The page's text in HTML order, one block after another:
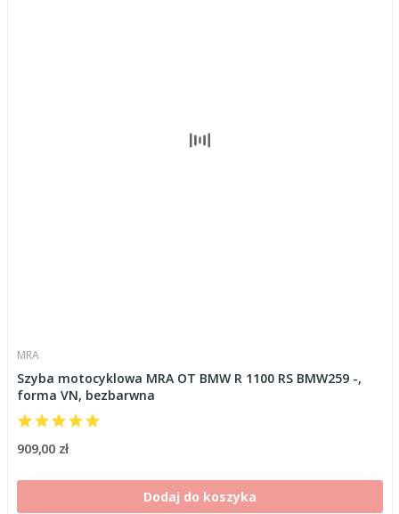
MRA
Szyba motocyklowa MRA OT BMW R 1100 RS BMW259 -,
forma VN, bezbarwna
909,00 zł
Dodaj do koszyka